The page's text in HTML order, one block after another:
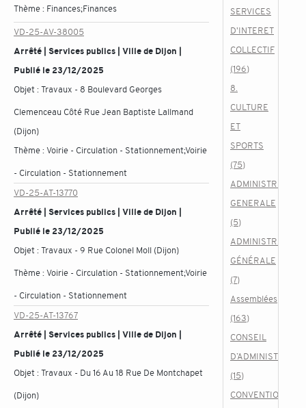
Thème : Finances;Finances
VD-25-AV-38005
Arrêté | Services publics | Ville de Dijon |
Publié le 23/12/2025
Objet :Travaux - 8 Boulevard Georges
Clemenceau Côté Rue Jean Baptiste Lallmand
(Dijon)
Thème :Voirie - Circulation - Stationnement;Voirie
- Circulation - Stationnement
VD-25-AT-13770
Arrêté | Services publics | Ville de Dijon |
Publié le 23/12/2025
Objet :Travaux - 9 Rue Colonel Moll (Dijon)
Thème :Voirie - Circulation - Stationnement;Voirie
- Circulation - Stationnement
VD-25-AT-13767
Arrêté | Services publics | Ville de Dijon |
Publié le 23/12/2025
Objet :Travaux - Du 16 Au 18 Rue De Montchapet
(Dijon)
SERVICES
D'INTERET
COLLECTIF
(196)
8.
CULTURE
ET
SPORTS
(75)
ADMINISTRATION
GENERALE
(5)
ADMINISTRATION
GÉNÉRALE
(7)
Assemblées
(163)
CONSEIL
(15)
CONVENTIONS